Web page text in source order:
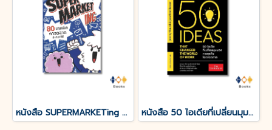
หนังสือ SUPERMARKETing 80 เทคนิคการตลาดสะดวกใช้ (ปกแข็ง) หนังสือ 50 ไอเดียที่เปลี่ยนมุมมองทางธุรกิจไปตลอดกาล